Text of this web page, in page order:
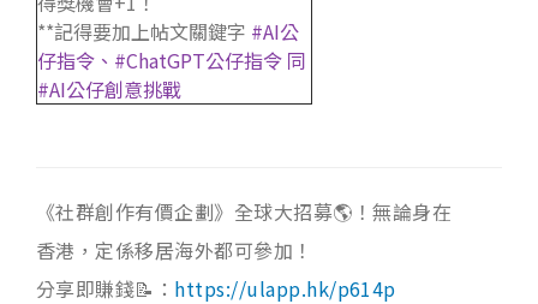
**記得要加上帖文關鍵字 #AI公
仔指令、#ChatGPT公仔指令 同
#AI公仔創意挑戰
《社群創作有價企劃》全球大招募🌎！無論身在
香港，定係移居海外都可參加！
分享即賺錢📝： https://ulapp.hk/p614p